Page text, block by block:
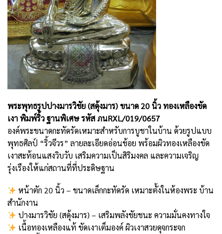
พระพุทธรูปปางมารวิชัย (สดุ้งมาร) ขนาด 20 นิ้ว ทองเหลืองขัด
เงา พิมพ์ริ้ว ฐานพิเศษ รหัส ภนRXL/019/0657
องค์พระขนาดกะทัดรัดเหมาะสำหรับการบูชาในบ้าน ด้วยรูปแบบ
พุทธศิลป์ “ริ้วจีวร” ลายละเอียดอ่อนช้อย พร้อมผิวทองเหลืองขัด
เงาสะท้อนแสงวิบวับ เสริมความเป็นสิริมงคล และความเจริญ
รุ่งเรืองให้แก่สถานที่ที่ประดิษฐาน
หน้าตัก 20 นิ้ว – ขนาดเล็กกะทัดรัด เหมาะตั้งในห้องพระ บ้าน
สำนักงาน
ปางมารวิชัย (สดุ้งมาร) – เสริมพลังชัยชนะ ความมั่นคงทางใจ
เนื้อทองเหลืองแท้ ขัดเงาเต็มองค์ ผิวเงาสวยดุจกระจก